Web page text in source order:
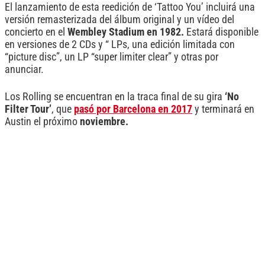
El lanzamiento de esta reedición de ‘Tattoo You’ incluirá una
versión remasterizada del álbum original y un vídeo del
concierto en el Wembley Stadium en 1982. Estará disponible
en versiones de 2 CDs y “ LPs, una edición limitada con
“picture disc”, un LP “super limiter clear” y otras por
anunciar.
Los Rolling se encuentran en la traca final de su gira ‘No
Filter Tour’, que pasó por Barcelona en 2017 y terminará en
Austin el próximo noviembre.